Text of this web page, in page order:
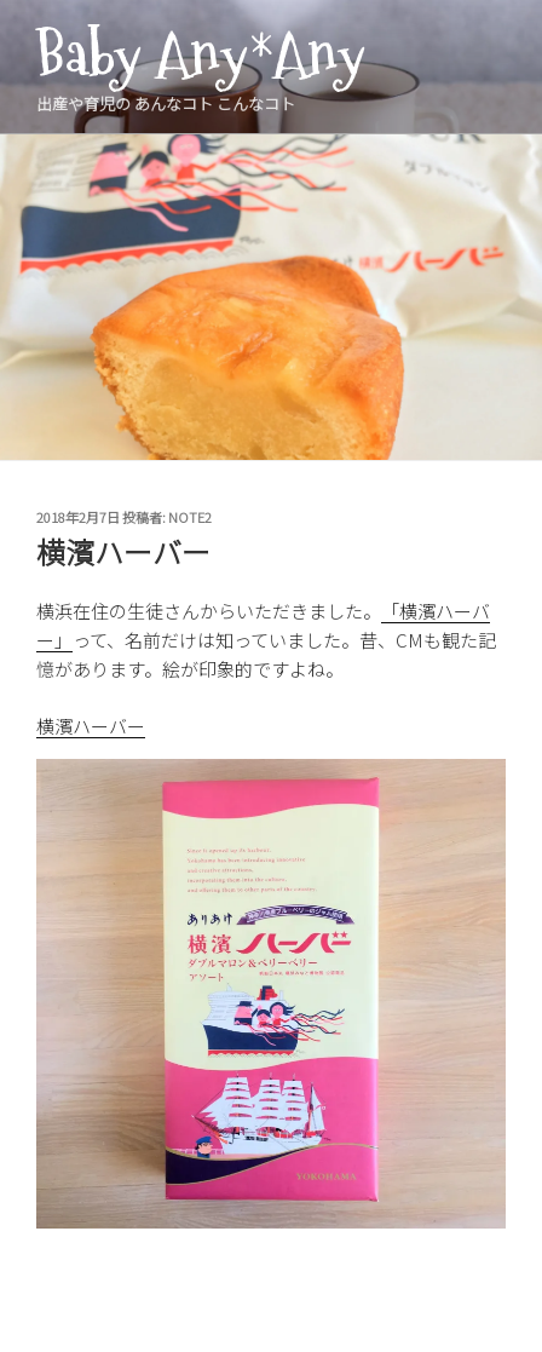
ツ
ス
Baby Any*Any
出産や育児の あんなコト こんなコト
投
稿
日:
2018年2月7日投稿者:NOTE2
横濱ハーバー
横浜在住の生徒さんからいただきました。
「横濱ハーバ
ー」
って、名前だけは知っていました。昔、CMも観た記
憶があります。絵が印象的ですよね。
横濱ハーバー